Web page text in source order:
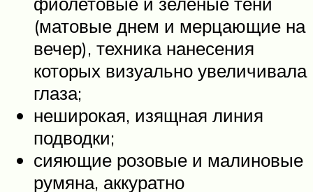
(матовые днем и мерцающие на
вечер), техника нанесения
которых визуально увеличивала
глаза;
неширокая, изящная линия
подводки;
сияющие розовые и малиновые
румяна, аккуратно